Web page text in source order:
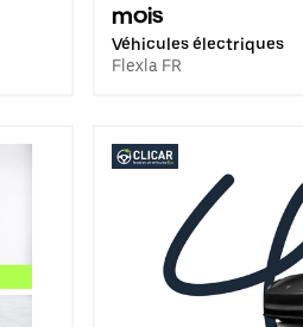
mois
Véhicules électriques
Flexla FR